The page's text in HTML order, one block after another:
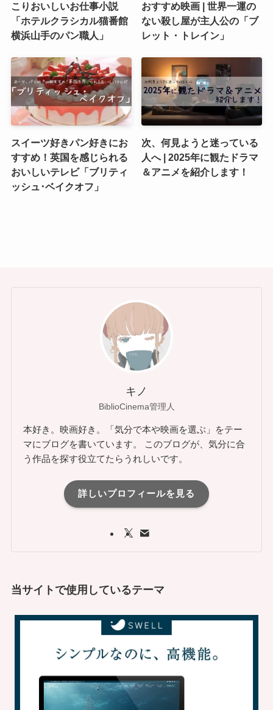
こりおいしいお仕事小説
「ホテルクラシカル猫番館
横浜山手のパン職人」
おすすめ映画 | 世界一運の
ない殺し屋が主人公の「ブ
レット・トレイン」
スイーツ好きパン好きにお
すすめ！英国を感じられる
おいしいテレビ「ブリティ
ッシュ･ベイクオフ」
次、何見ようと迷っている
人へ | 2025年に観たドラマ
＆アニメを紹介します！
キノ
BiblioCinema管理人
本好き。映画好き。「気分で本や映画を選ぶ」をテー
マにブログを書いています。 このブログが、気分に合
う作品を探す役立てたらうれしいです。
詳しいプロフィールを見る
当サイトで使用しているテーマ